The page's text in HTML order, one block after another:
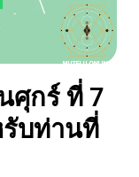
ศุกร์ ที่ 7
บท่านที่